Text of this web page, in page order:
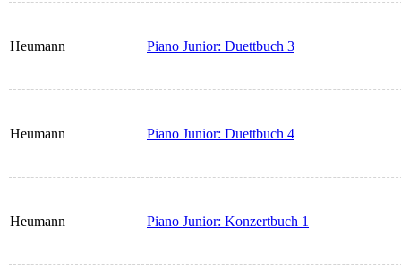
Heumann Piano Junior: Duettbuch 3
Heumann Piano Junior: Duettbuch 4
Heumann Piano Junior: Konzertbuch 1